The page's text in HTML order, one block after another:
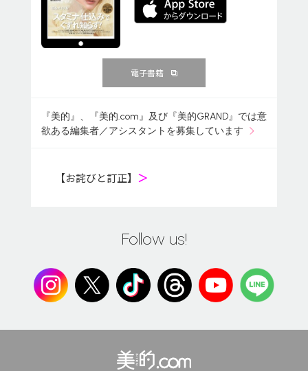
電子書籍
『美的』、『美的.com』及び『美的GRAND』では意
欲ある編集者／アシスタントを募集しています
【お詫びと訂正】 ＞
Follow us!